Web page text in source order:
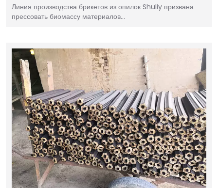
Линия производства брикетов из опилок Shuliy призвана
прессовать биомассу материалов…